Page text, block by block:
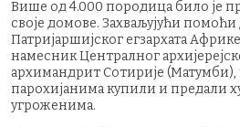
Више од 4.000 породица било је
своје домове. Захваљујући
Патријаршијског егзархата
намесник Централног
архимандрит Сотирије (Матумби),
парохијанима купили и предали
угроженима.